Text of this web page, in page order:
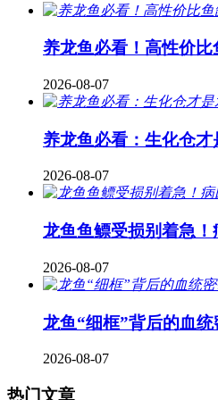
养龙鱼必看！高性价
2026-08-07
养龙鱼必看：生化仓才
2026-08-07
龙鱼鱼鳔受损别着急
2026-08-07
龙鱼“细框”背后的血
2026-08-07
热门文章